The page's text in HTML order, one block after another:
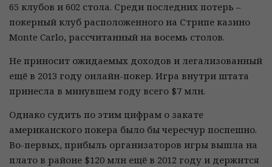
65 клубов и 602 стола. Среди последних потерь –
покерный клуб расположенного на Стрипе казино
Monte Carlo, рассчитанный на восемь столов.
Не приносит ожидаемых доходов и легализованный
ещё в 2013 году онлайн-покер. Игра внутри штата
принесла в минувшем году всего $7 млн.
Однако судить по этим цифрам о закате
американского покера было бы чересчур поспешно.
Во-первых, прибыль организаторов игры вышла на
плато в районе $120 млн ещё в 2012 году и держится